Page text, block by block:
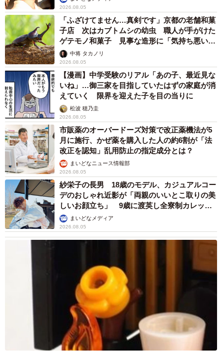
2026.08.05
「ふざけてません…真剣です」京都の老舗和菓
子店 次はカブトムシの幼虫 職人が手がけた
ゲテモノ和菓子 見事な造形に「気持ち悪いく
らいリアル」
中将 タカノリ
2026.08.05
【漫画】中学受験のリアル「あの子、最近見な
いね」…御三家を目指していたはずの家庭が消
えていく 限界を迎えた子を目の当りに
松波 穂乃圭
2026.08.05
市販薬のオーバードーズ対策で改正薬機法が5
月に施行、かぜ薬を購入した人の約6割が「法
改正を認知」乱用防止の指定成分とは？
まいどなニュース情報部
2026.08.05
紗栄子の長男 18歳のモデル、カジュアルコー
デのおしゃれ近影が「両親のいいとこ取りの美
しいお顔立ち」 9歳に渡英し全寮制カレッジ
で学ぶまいどなメディア
2026.08.05